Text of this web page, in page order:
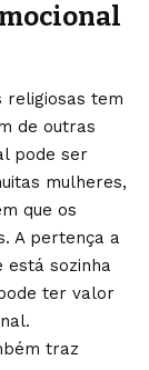
religiosas tem
de outras
pode ser
mulheres,
que os
A pertença a
está sozinha
ter valor
traz